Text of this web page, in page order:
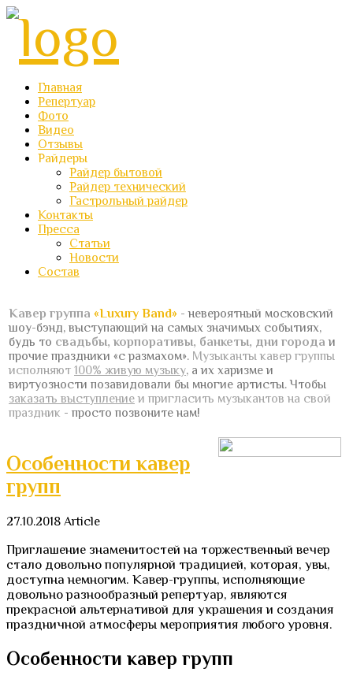
Главная
Репертуар
Фото
Видео
Отзывы
Райдеры
Райдер бытовой
Райдер технический
Гастрольный райдер
Контакты
Пресса
Статьи
Новости
Состав
Кавер группа «Luxury Band» - невероятный московский
шоу-бэнд, выступающий на самых значимых событиях,
будь то свадьбы, корпоративы, банкеты, дни города и
прочие праздники «с размахом». Музыканты кавер группы
исполняют 100% живую музыку, а их харизме и
виртуозности позавидовали бы многие артисты.Чтобы
заказать выступлениеи пригласить музыкантов на свой
праздник - просто позвоните нам!
Особенности кавер
групп
27.10.2018 Article
Приглашение знаменитостей на торжественный вечер
стало довольно популярной традицией, которая, увы,
доступна немногим. Кавер-группы, исполняющие
довольно разнообразный репертуар, являются
прекрасной альтернативой для украшения и создания
праздничной атмосферы мероприятия любого уровня.
Особенности кавер групп